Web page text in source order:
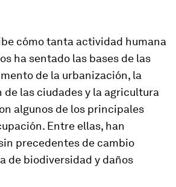
cómo tanta actividad humana
ha sentado las bases de las
de la urbanización, la
de las ciudades y la agricultura
algunos de los principales
Entre ellas, han
precedentes de cambio
de biodiversidad y daños